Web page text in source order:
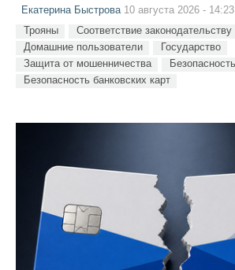
Екатерина Быстрова10 августа 2026 - 14:23
Трояны
Соответствие
Домашние пользователи
Государство
Защита от мошенничества
Безопасность банковских карт